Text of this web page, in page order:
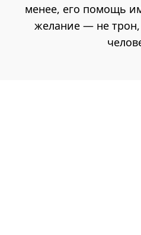
менее, его помощь
желание — не